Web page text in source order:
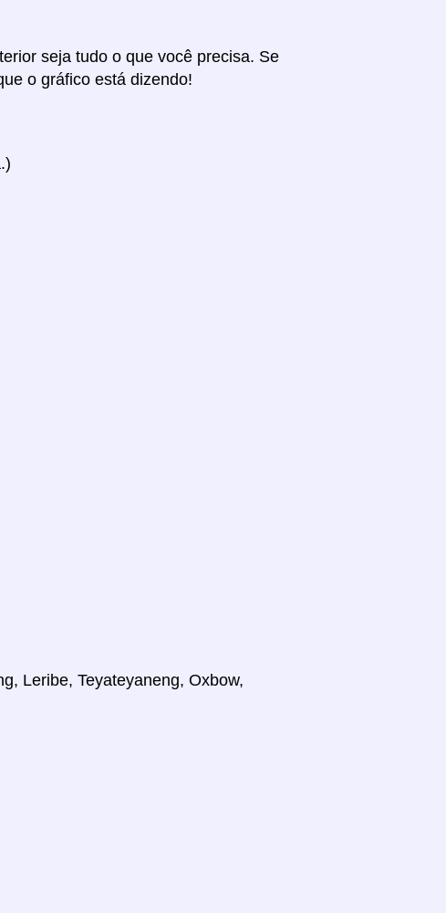
seja tudo o que você precisa. Se
o gráfico está dizendo!
Leribe, Teyateyaneng, Oxbow,